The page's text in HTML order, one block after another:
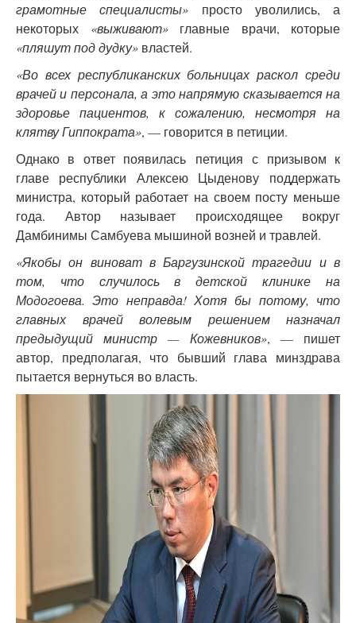
грамотные специалисты» просто уволились, а
некоторых «выживают» главные врачи, которые
«пляшут под дудку» властей.
«Во всех республиканских больницах раскол среди
врачей и персонала, а это напрямую сказывается на
здоровье пациентов, к сожалению, несмотря на
клятву Гиппократа», — говорится в петиции.
Однако в ответ появилась петиция с призывом к
главе республики Алексею Цыденову поддержать
министра, который работает на своем посту меньше
года. Автор называет происходящее вокруг
Дамбинимы Самбуева мышиной возней и травлей.
«Якобы он виноват в Баргузинской трагедии и в
том, что случилось в детской клинике на
Модогоева. Это неправда! Хотя бы потому, что
главных врачей волевым решением назначал
предыдущий министр — Кожевников», — пишет
автор, предполагая, что бывший глава минздрава
пытается вернуться во власть.